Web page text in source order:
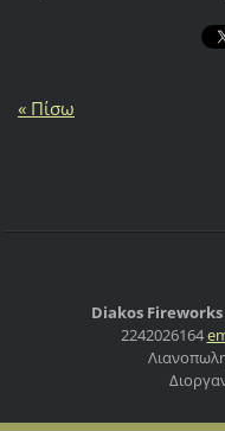
« Πίσω
Diakos Fireworks
2242026164